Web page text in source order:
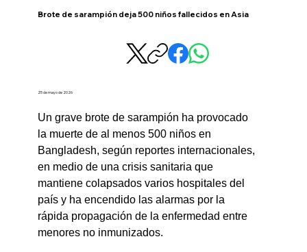
Brote de sarampión deja 500 niños fallecidos en Asia
25 de mayo de 2026
Un grave brote de sarampión ha provocado
la muerte de al menos 500 niños en
Bangladesh, según reportes internacionales,
en medio de una crisis sanitaria que
mantiene colapsados varios hospitales del
país y ha encendido las alarmas por la
rápida propagación de la enfermedad entre
menores no inmunizados.